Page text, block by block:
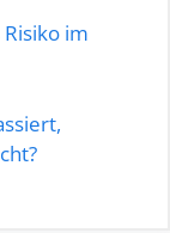
Risiko im